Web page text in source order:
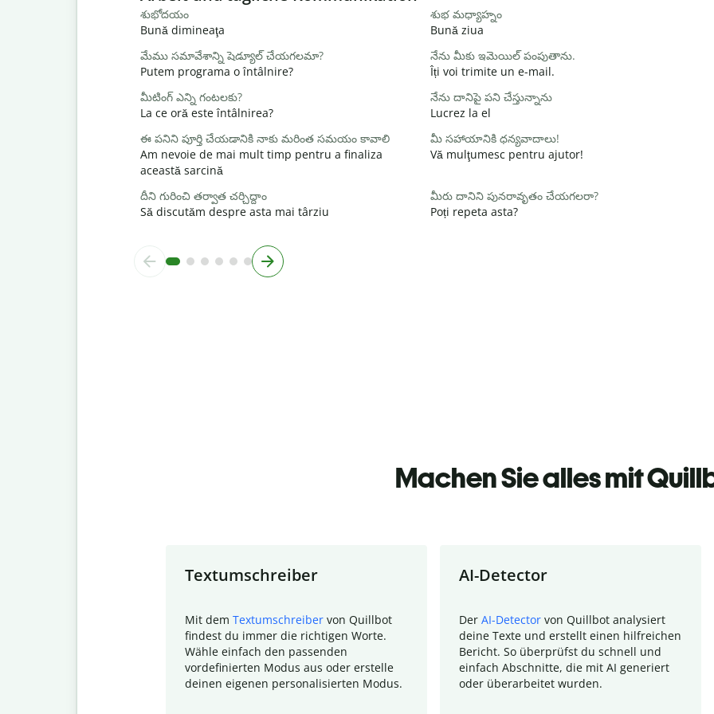
శుభోదయం
Bună dimineaţa
శుభ మధ్యాహ్నం
Bună ziua
మేము సమావేశాన్ని షెడ్యూల్ చేయగలమా?
Putem programa o întâlnire?
నేను మీకు ఇమెయిల్ పంపుతాను.
Îți voi trimite un e-mail.
మీటింగ్ ఎన్ని గంటలకు?
La ce oră este întâlnirea?
నేను దానిపై పని చేస్తున్నాను
Lucrez la el
ఈ పనిని పూర్తి చేయడానికి నాకు మరింత సమయం కావాలి
Am nevoie de mai mult timp pentru a finaliza
această sarcină
మీ సహాయానికి ధన్యవాదాలు!
Vă mulţumesc pentru ajutor!
దీని గురించి తర్వాత చర్చిద్దాం
Să discutăm despre asta mai târziu
మీరు దానిని పునరావృతం చేయగలరా?
Poți repeta asta?
Machen Sie alles mit
Textumschreiber
Mit dem Textumschreiber von Quillbot
findest du immer die richtigen Worte.
Wähle einfach den passenden
vordefinierten Modus aus oder erstelle
deinen eigenen personalisierten Modus.
AI-Detector
Der AI-Detector von Quillbot analysiert
deine Texte und erstellt einen hilfreichen
Bericht. So überprüfst du schnell und
einfach Abschnitte, die mit AI generiert
oder überarbeitet wurden.